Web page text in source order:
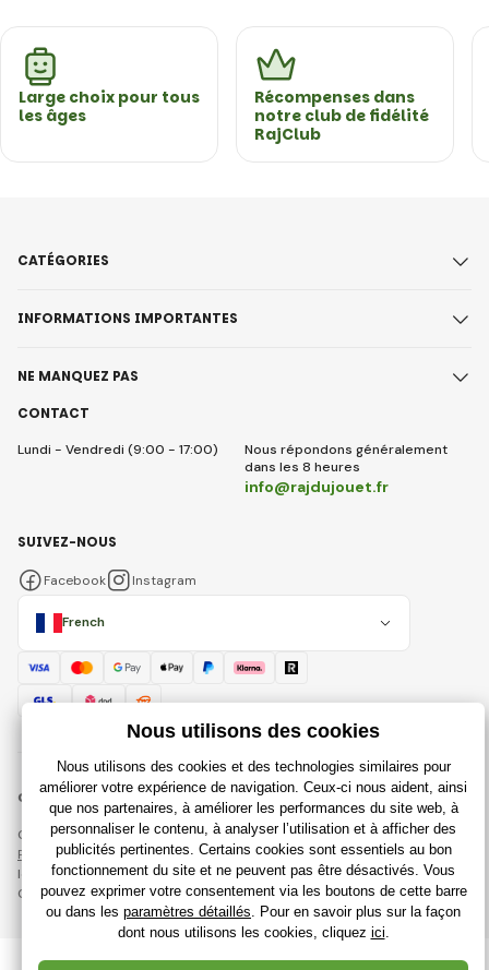
Large choix pour tous
les âges
Récompenses dans
notre club de fidélité
RajClub
CONTACT
Lundi - Vendredi (9:00 - 17:00)
Nous répondons généralement
dans les 8 heures
info@rajdujouet.fr
CATÉGORIES
INFORMATIONS IMPORTANTES
NE MANQUEZ PAS
French
SUIVEZ-NOUS
Facebook Instagram
© 2018 - 2026 Rajdujouet.fr, Tous droits réservés
Cette page est protégée par reCAPTCHA et s'appliquent
Règles de protection des données personnellessociétés Google et
leur
Conditions contractuelles
Création de boutiques en ligne performantes à partir deRIESENIA